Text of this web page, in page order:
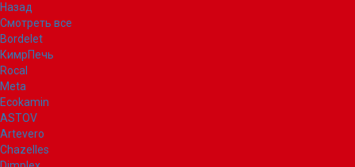
Назад
Смотреть все
Bordelet
КимрПечь
Rocal
Meta
Ecokamin
ASTOV
Artevero
Chazelles